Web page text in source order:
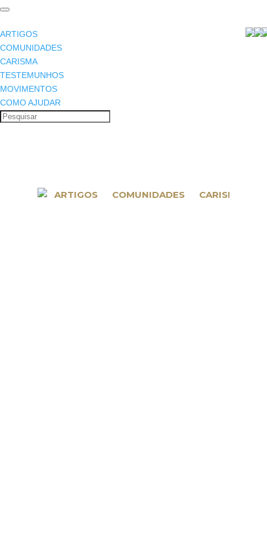
ARTIGOS
COMUNIDADES
CARISMA
TESTEMUNHOS
MOVIMENTOS
COMO AJUDAR
ARTIGOS COMUNIDADES CARISMA